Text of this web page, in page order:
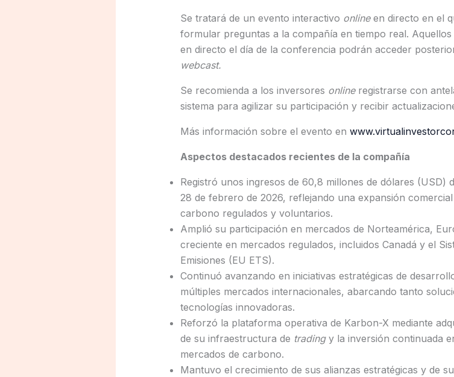
Se tratará de un evento interactivo online en directo en el
formular preguntas a la compañía en tiempo real.
en directo el día de la conferencia podrán acceder
webcast.
Se recomienda a los inversores onlineregistrarse con
sistema para agilizar su participación y recibir
Más información sobre el evento en
Aspectos destacados recientes de la compañía
Registró unos ingresos de 60,8 millones de dólares (USD)
28 de febrero de 2026, reflejando una expansión
carbono regulados y voluntarios.
Amplió su participación en mercados de Norteamérica,
creciente en mercados regulados, incluidos Canadá y el
Emisiones (EU ETS).
Continuó avanzando en iniciativas estratégicas de
múltiples mercados internacionales, abarcando tanto
tecnologías innovadoras.
Reforzó la plataforma operativa de Karbon-X mediante
de su infraestructura de tradingy la inversión continuada
mercados de carbono.
Mantuvo el crecimiento de sus alianzas estratégicas y de